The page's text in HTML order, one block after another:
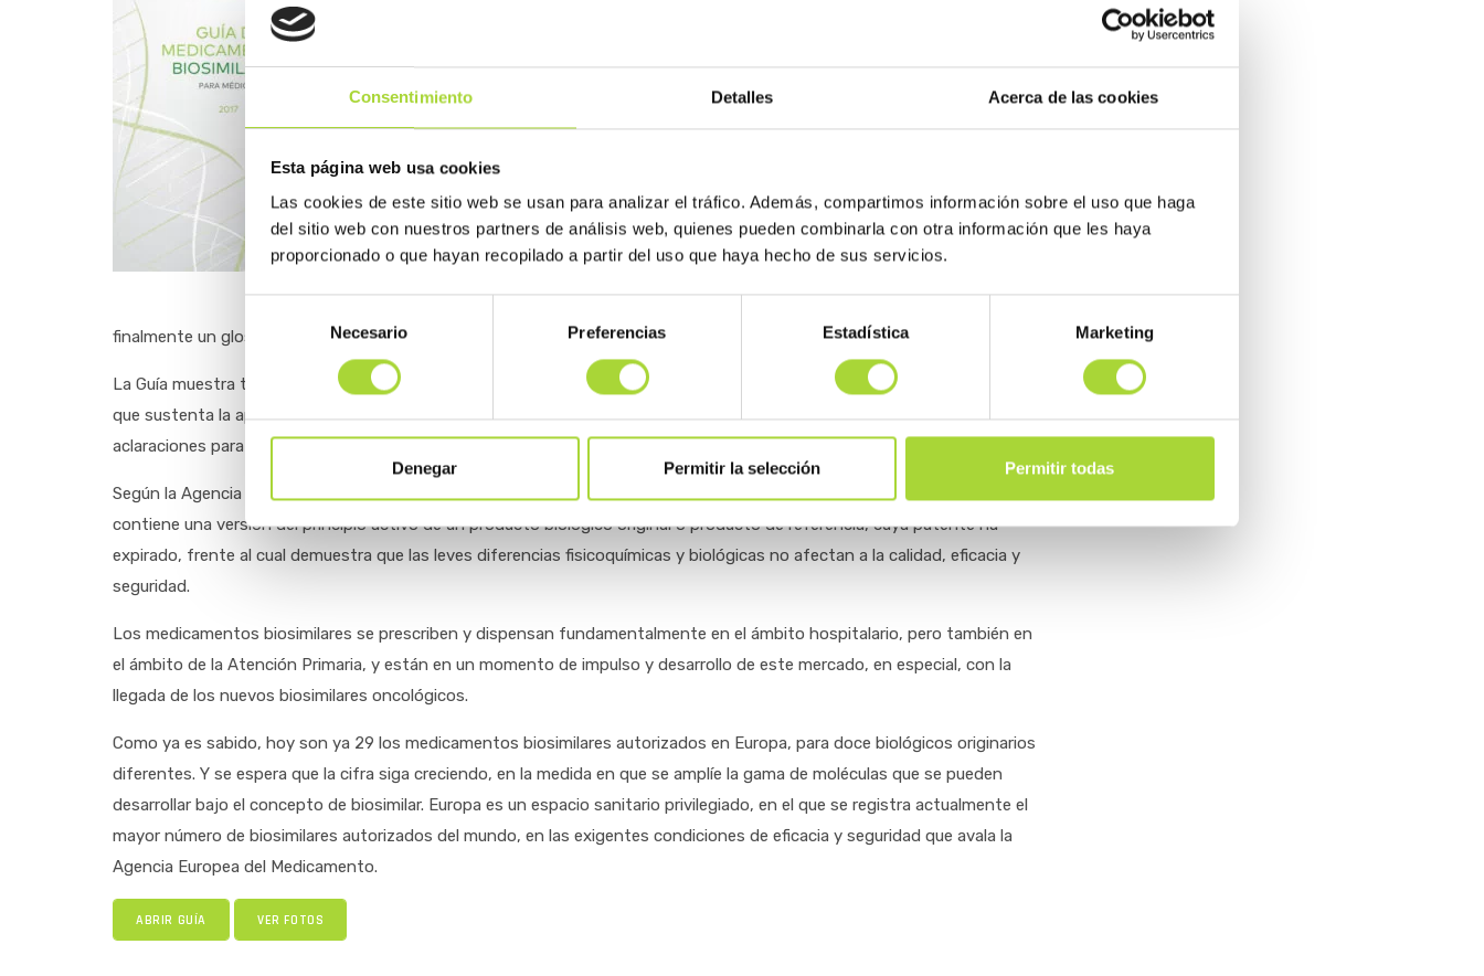
Consentimiento Detalles Acerca de las cookies
Esta página web usa cookies
Las cookies de este sitio web se usan para analizar el tráfico. Además, compartimos información sobre el uso que haga
del sitio web con nuestros partners de análisis web, quienes pueden combinarla con otra información que les haya
proporcionado o que hayan recopilado a partir del uso que haya hecho de sus servicios.
de
consentimiento
Necesario Preferencias Estadística Marketing
Denegar Permitir la selección Permitir todas
Asociación Española de Biosimilares, una organización que representa a 17 compañías
que investigan, desarrollan, fabrican y comercializan estos medicamentos.
que son los medicamentos biológicos y los biosilimares; cuáles de estos últimos hay
autorizados actualmente en Europa; información sobre las garantías que ofrecen de
finalmente un glosario relacionado con estos medicamentos.
La Guía muestra también la diferencia entre un medicamento biosimilar y un genérico; recoge el fundamento científico
que sustenta la aprobación de los biosimilares y cómo se lleva a cabo este proceso, así como las recomendaciones y
aclaraciones para los médicos a la hora de iniciar un tratamiento con un medicamento biológico.
Según la Agencia Europea del Medicamento (EMA) y así lo describe la Guía, un biosimilar es un medicamento biológico que
contiene una versión del principio activo de un producto biológico original o producto de referencia, cuya patente ha
expirado, frente al cual demuestra que las leves diferencias fisicoquímicas y biológicas no afectan a la calidad, eficacia y
seguridad.
Los medicamentos biosimilares se prescriben y dispensan fundamentalmente en el ámbito hospitalario, pero también en
el ámbito de la Atención Primaria, y están en un momento de impulso y desarrollo de este mercado, en especial, con la
llegada de los nuevos biosimilares oncológicos.
Como ya es sabido, hoy son ya 29 los medicamentos biosimilares autorizados en Europa, para doce biológicos originarios
diferentes. Y se espera que la cifra siga creciendo, en la medida en que se amplíe la gama de moléculas que se pueden
desarrollar bajo el concepto de biosimilar. Europa es un espacio sanitario privilegiado, en el que se registra actualmente el
mayor número de biosimilares autorizados del mundo, en las exigentes condiciones de eficacia y seguridad que avala la
Agencia Europea del Medicamento.
ABRIR GUÍA VER FOTOS